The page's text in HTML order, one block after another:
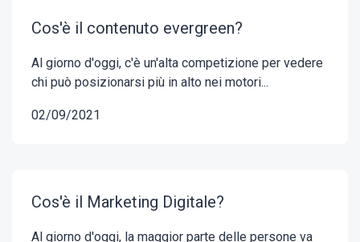
Cos'è il contenuto evergreen?
Al giorno d'oggi, c'è un'alta competizione per vedere
chi può posizionarsi più in alto nei motori...
02/09/2021
Cos'è il Marketing Digitale?
Al giorno d'oggi, la maggior parte delle persone va